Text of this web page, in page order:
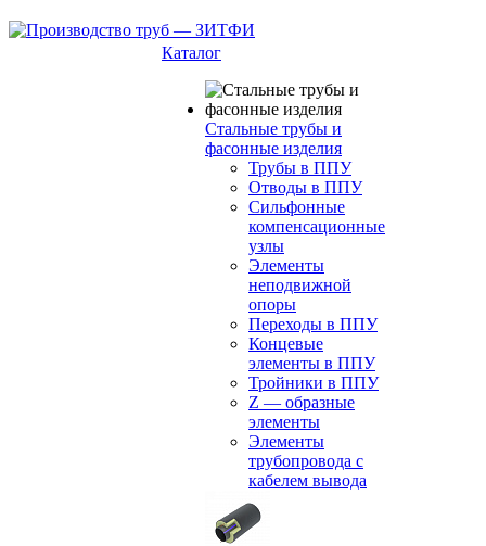
Каталог
Стальные трубы и
фасонные изделия
Трубы в ППУ
Отводы в ППУ
Сильфонные
компенсационные
узлы
Элементы
неподвижной
опоры
Переходы в ППУ
Концевые
элементы в ППУ
Тройники в ППУ
Z — образные
элементы
Элементы
трубопровода с
кабелем вывода